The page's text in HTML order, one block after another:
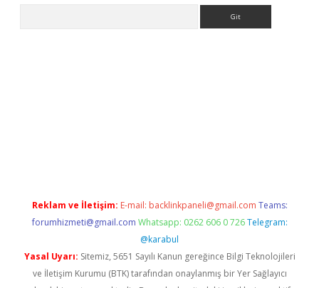
Reklam ve İletişim: E-mail: backlinkpaneli@gmail.com Teams:
forumhizmeti@gmail.com Whatsapp: 0262 606 0 726 Telegram:
@karabul
Yasal Uyarı: Sitemiz, 5651 Sayılı Kanun gereğince Bilgi Teknolojileri
ve İletişim Kurumu (BTK) tarafından onaylanmış bir Yer Sağlayıcı